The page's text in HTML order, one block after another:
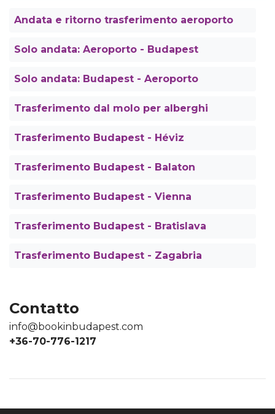
Andata e ritorno trasferimento aeroporto
Solo andata: Aeroporto - Budapest
Solo andata: Budapest - Aeroporto
Trasferimento dal molo per alberghi
Trasferimento Budapest - Héviz
Trasferimento Budapest - Balaton
Trasferimento Budapest - Vienna
Trasferimento Budapest - Bratislava
Trasferimento Budapest - Zagabria
Contatto
info@bookinbudapest.com
+36-70-776-1217